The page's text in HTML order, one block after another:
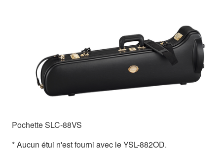
Pochette SLC-88VS
* Aucun étui n'est fourni avec le YSL-882OD.